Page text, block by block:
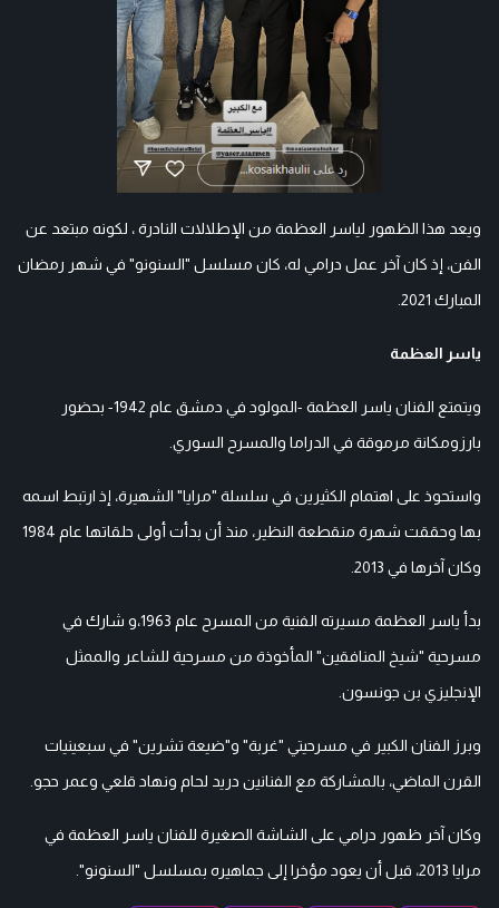
ويعد هذا الظهور لياسر العظمة من الإطلالات النادرة ، لكونه مبتعد عن
الفن، إذ كان آخر عمل درامي له، كان مسلسل "السنونو" في شهر رمضان
المبارك 2021.
ياسر العظمة
ويتمتع الفنان ياسر العظمة -المولود في دمشق عام 1942- بحضور
بارزومكانة مرموقة في الدراما والمسرح السوري.
واستحوذ على اهتمام الكثيرين في سلسلة "مرايا" الشهيرة، إذ ارتبط اسمه
بها وحققت شهرة منقطعة النظير، منذ أن بدأت أولى حلقاتها عام 1984
وكان آخرها في 2013.
بدأ ياسر العظمة مسيرته الفنية من المسرح عام 1963،و شارك في
مسرحية "شيخ المنافقين" المأخوذة من مسرحية للشاعر والممثل
الإنجليزي بن جونسون.
وبرز الفنان الكبير في مسرحيتي "غربة" و"ضيعة تشرين" في سبعينيات
القرن الماضي، بالمشاركة مع الفنانين دريد لحام ونهاد قلعي وعمر حجو.
وكان آخر ظهور درامي على الشاشة الصغيرة للفنان ياسر العظمة في
مرايا 2013، قبل أن يعود مؤخرا إلى جماهيره بمسلسل "السنونو".